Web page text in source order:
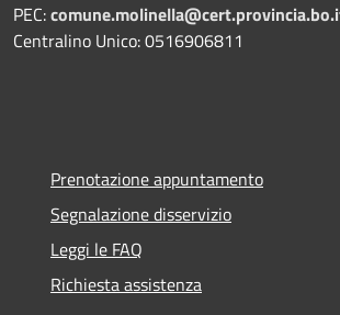
PEC:
Centralino Unico: 0516906811
Prenotazione appuntamento
Segnalazione disservizio
Leggi le FAQ
Richiesta assistenza